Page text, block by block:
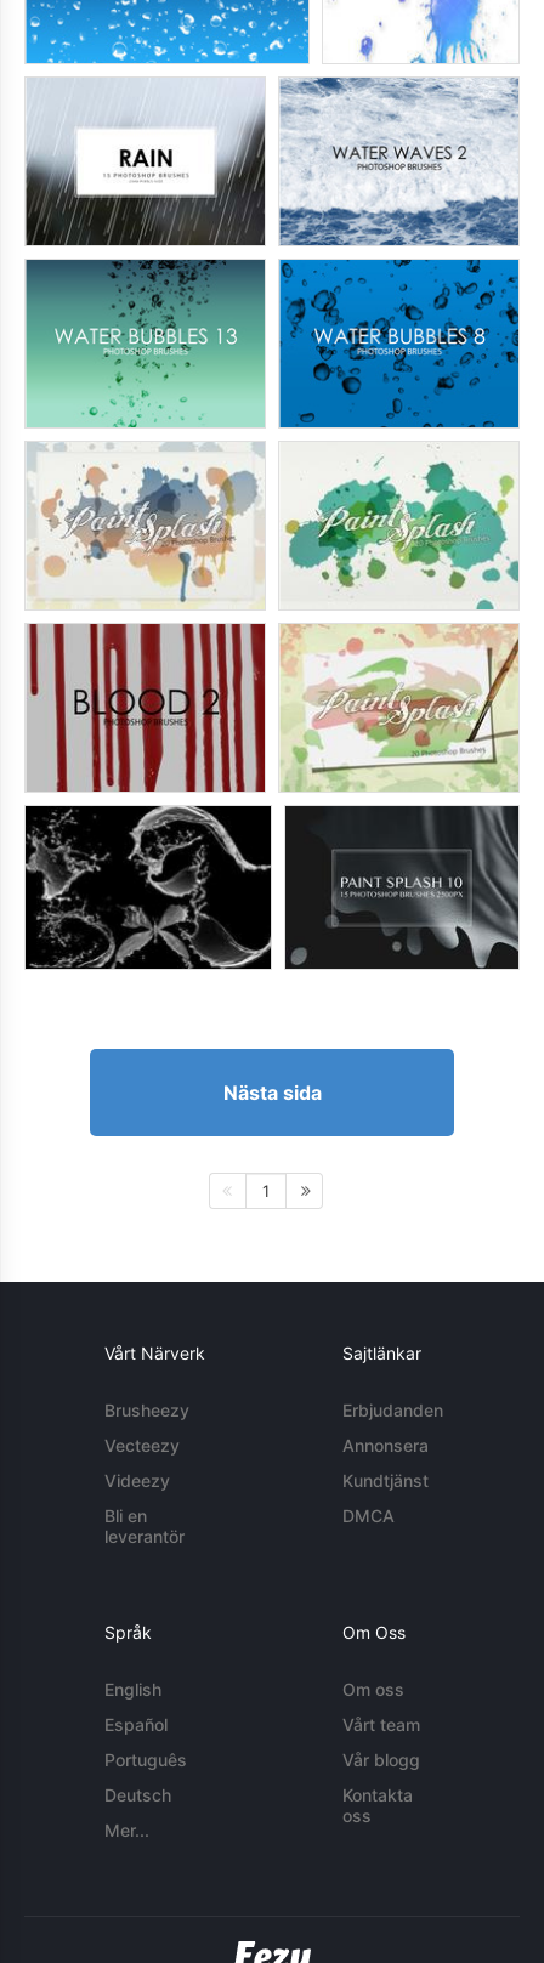
Nästa sida
1
Vårt Närverk
Brusheezy
Vecteezy
Videezy
Bli en
leverantör
Sajtlänkar
Erbjudanden
Annonsera
Kundtjänst
DMCA
Språk
English
Español
Português
Deutsch
Mer...
Om Oss
Om oss
Vårt team
Vår blogg
Kontakta
oss